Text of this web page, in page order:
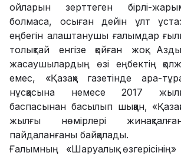
ойларын зерттеген бірлі-
болмаса, осыған дейін ұлт
еңбегін алаштанушы ғалымдар
толықтай енгізе қойған жоқ.
жасаушылардың өзі еңбектің
емес, «Қазақ» газетінде ара-
нұсқасына немесе 2017
баспасынан басылып шыққан,
жылғы нөмірлері
пайдаланғаны байқалады.
Ғалымның «Шаруалық